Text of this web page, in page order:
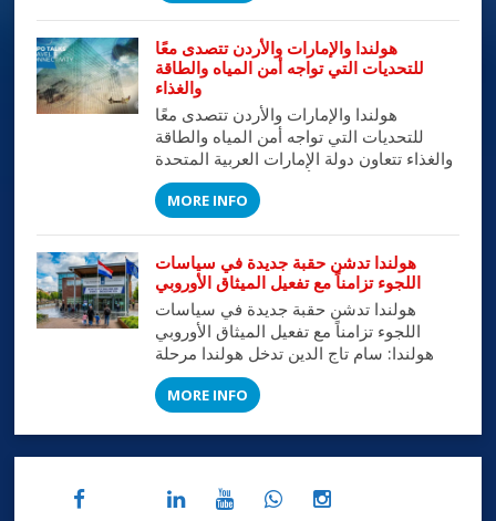
وتهدف الورشة التي تستمر يومين (21 -22
مايو 2017) الى وضع رؤية واستراتيجية
تتواكب مع رؤية دبي 10 X بما من شأنه جعل
السفر أكثر […]
هولندا والإمارات والأردن تتصدى معًا
للتحديات التي تواجه أمن المياه والطاقة
والغذاء
هولندا والإمارات والأردن تتصدى معًا
للتحديات التي تواجه أمن المياه والطاقة
والغذاء تتعاون دولة الإمارات العربية المتحدة
والأردن وهولندا من أجل تسليط الضوء على
التحديات التي تواجه أمن المياه والطاقة
والغذاء، وذلك من خلال إكسبو 2020 دبي،
الأوسط وأفريقيا وجنوب آسيا. وسيُقام
الحدث الدولي في الفترة من 1 أكتوبر […]
MORE INFO
هولندا تدشن حقبة جديدة في سياسات
اللجوء تزامناً مع تفعيل الميثاق الأوروبي
هولندا تدشن حقبة جديدة في سياسات
اللجوء تزامناً مع تفعيل الميثاق الأوروبي
هولندا: سام تاج الدين تدخل هولندا مرحلة
مفصلية غير مسبوقة في إدارة ملف اللجوء
والهجرة، عقب مصادقة مجلس الشيوخ
الهولندي في 26 مايو 2026 على الحزمة
التشريعية التي تربط القوانين المحلية
بالميثاق الأوروبي الجديد للهجرة واللجوء.
وبموجب هذه الخطوة، تبدأ هولندا بالتوازي
مع […]
MORE INFO